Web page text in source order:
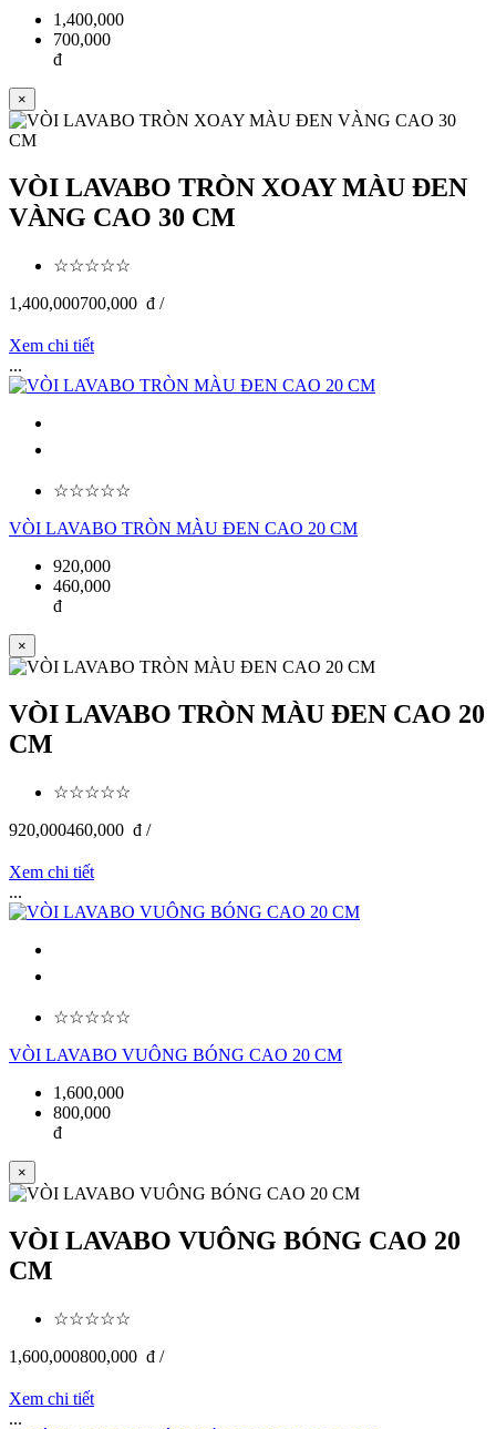
1,400,000
700,000
đ
×
VÒI LAVABO TRÒN XOAY MÀU ĐEN
VÀNG CAO 30 CM
☆☆☆☆☆
1,400,000700,000 đ /
Xem chi tiết
...
☆☆☆☆☆
VÒI LAVABO TRÒN MÀU ĐEN CAO 20 CM
920,000
460,000
đ
×
VÒI LAVABO TRÒN MÀU ĐEN CAO 20
CM
☆☆☆☆☆
920,000460,000 đ /
Xem chi tiết
...
☆☆☆☆☆
VÒI LAVABO VUÔNG BÓNG CAO 20 CM
1,600,000
800,000
đ
×
VÒI LAVABO VUÔNG BÓNG CAO 20
CM
☆☆☆☆☆
1,600,000800,000 đ /
Xem chi tiết
...